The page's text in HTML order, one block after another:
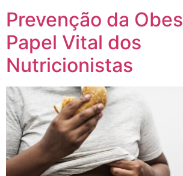
Prevenção da
Papel Vital dos
Nutricionistas